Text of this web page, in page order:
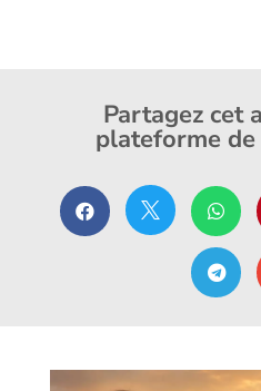
Partagez cet
plateforme
  
